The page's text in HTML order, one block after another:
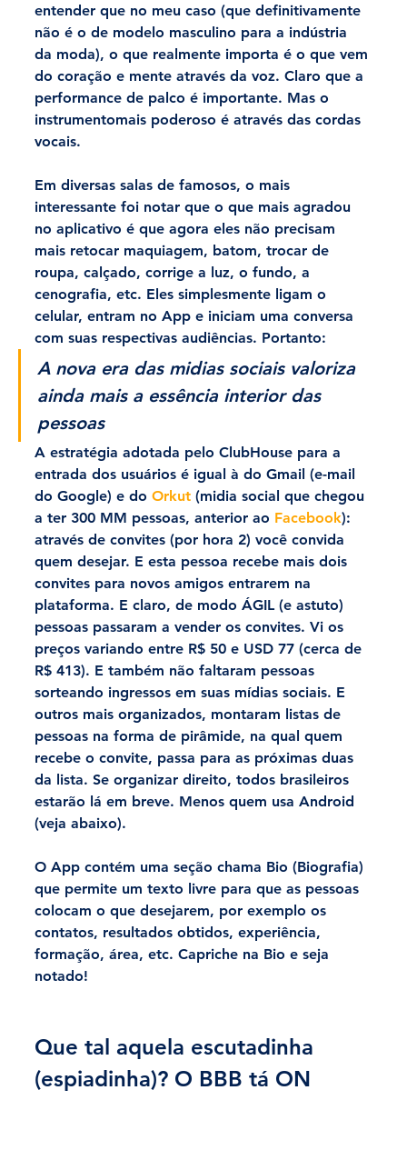
entender que no meu caso (que definitivamente
não é o de modelo masculino para a indústria
da moda), o que realmente importa é o que vem
do coração e mente através da voz. Claro que a
performance de palco é importante. Mas o
instrumentomais poderoso é através das cordas
vocais.
Em diversas salas de famosos, o mais
interessante foi notar que o que mais agradou
no aplicativo é que agora eles não precisam
mais retocar maquiagem, batom, trocar de
roupa, calçado, corrige a luz, o fundo, a
cenografia, etc. Eles simplesmente ligam o
celular, entram no App e iniciam uma conversa
com suas respectivas audiências. Portanto:
A nova era das midias sociais valoriza
ainda mais a essência interior das
pessoas
A estratégia adotada pelo ClubHouse para a
entrada dos usuários é igual à do Gmail (e-mail
do Google) e do Orkut (midia social que chegou
a ter 300 MM pessoas, anterior ao Facebook):
através de convites (por hora 2) você convida
quem desejar. E esta pessoa recebe mais dois
convites para novos amigos entrarem na
plataforma. E claro, de modo ÁGIL (e astuto)
pessoas passaram a vender os convites. Vi os
preços variando entre R$ 50 e USD 77 (cerca de
R$ 413). E também não faltaram pessoas
sorteando ingressos em suas mídias sociais. E
outros mais organizados, montaram listas de
pessoas na forma de pirâmide, na qual quem
recebe o convite, passa para as próximas duas
da lista. Se organizar direito, todos brasileiros
estarão lá em breve. Menos quem usa Android
(veja abaixo).
O App contém uma seção chama Bio (Biografia)
que permite um texto livre para que as pessoas
colocam o que desejarem, por exemplo os
contatos, resultados obtidos, experiência,
formação, área, etc. Capriche na Bio e seja
notado!
Que tal aquela escutadinha
(espiadinha)? O BBB tá ON